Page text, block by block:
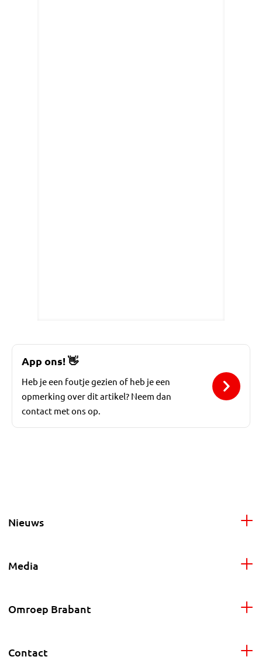
App ons!👋
Heb je een foutje gezien of heb je een
opmerking over dit artikel? Neem dan
contact met ons op.
Nieuws
Media
Omroep Brabant
Contact